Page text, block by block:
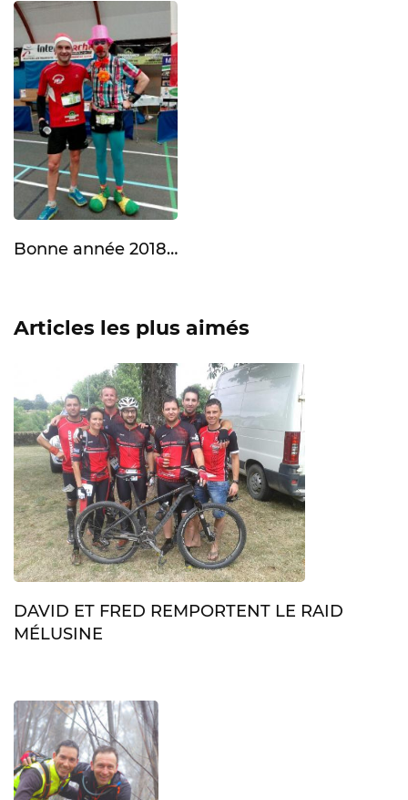
Bonne année 2018…
Articles les plus aimés
DAVID ET FRED REMPORTENT LE RAID
MÉLUSINE